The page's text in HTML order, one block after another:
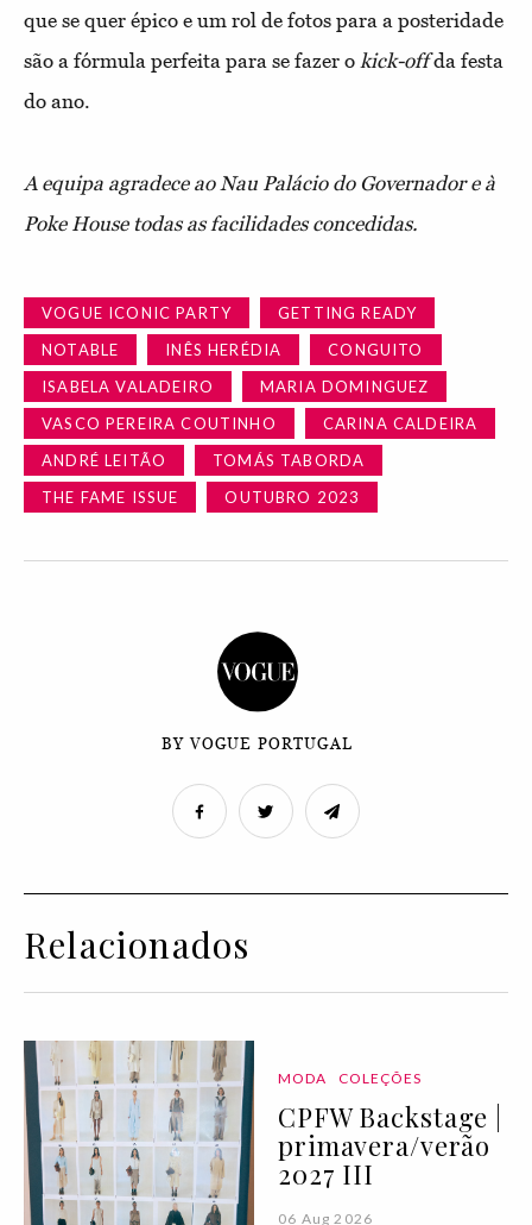
que se quer épico e um rol de fotos para a posteridade
são a fórmula perfeita para se fazer o kick-offda festa
do ano.
A equipa agradece ao Nau Palácio do Governador e à
Poke House todas as facilidades concedidas.
VOGUE ICONIC PARTY
GETTING READY
NOTABLE
INÊS HERÉDIA
CONGUITO
ISABELA VALADEIRO
MARIA DOMINGUEZ
VASCO PEREIRA COUTINHO
CARINA CALDEIRA
ANDRÉ LEITÃO
TOMÁS TABORDA
THE FAME ISSUE
OUTUBRO 2023
BY VOGUE PORTUGAL
Relacionados
MODA COLEÇÕES
CPFW Backstage |
primavera/verão
2027 III
06 Aug 2026